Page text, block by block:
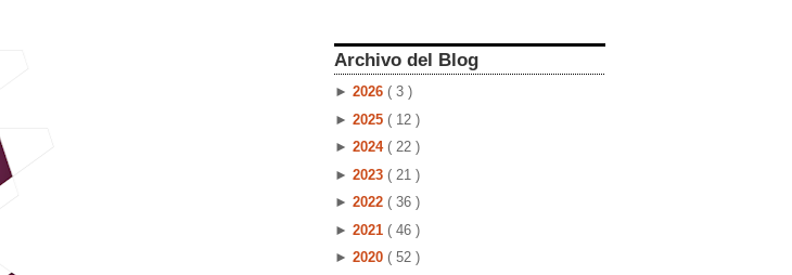
Archivo del Blog
► 2026 ( 3 )
► 2025 ( 12 )
► 2024 ( 22 )
► 2023 ( 21 )
► 2022 ( 36 )
► 2021 ( 46 )
► 2020 ( 52 )